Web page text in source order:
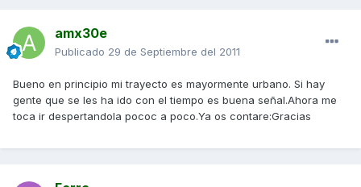
amx30e
Publicado 29 de Septiembre del 2011
Bueno en principio mi trayecto es mayormente urbano. Si hay
gente que se les ha ido con el tiempo es buena señal.Ahora me
toca ir despertandola pococ a poco.Ya os contare:Gracias